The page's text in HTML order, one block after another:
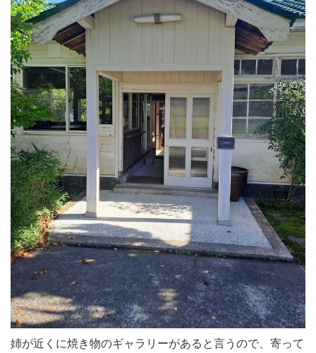
姉が近くに焼き物のギャラリーがあると言うので、寄って